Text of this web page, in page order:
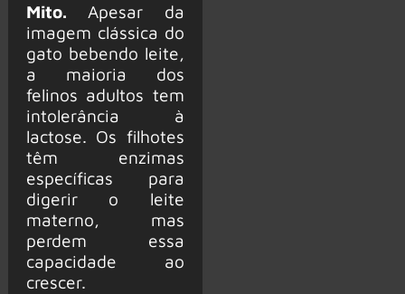
Mito. Apesar da
imagem clássica do
gato bebendo leite,
a maioria dos
felinos adultos tem
intolerância à
lactose. Os filhotes
têm enzimas
específicas para
digerir o leite
materno, mas
perdem essa
capacidade ao
crescer.